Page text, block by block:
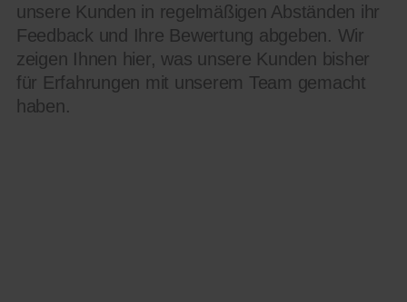
unsere Kunden in regelmäßigen Abständen ihr
Feedback und Ihre Bewertung abgeben. Wir
zeigen Ihnen hier, was unsere Kunden bisher
für Erfahrungen mit unserem Team gemacht
haben.